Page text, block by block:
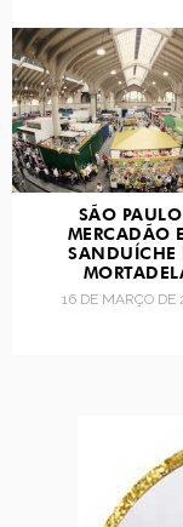
SÃO
MERCADÃO
SANDUÍCHE
16 DE MARÇO DE